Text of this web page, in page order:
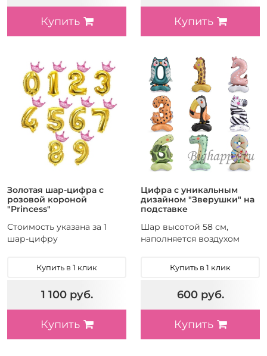
Купить Купить
Золотая шар-цифра с
розовой короной
"Princess"
Стоимость указана за 1
шар-цифру
Купить в 1 клик
1 100 руб.
Купить
Цифра с уникальным
дизайном "Зверушки" на
подставке
Шар высотой 58 см,
наполняется воздухом
Купить в 1 клик
600 руб.
Купить